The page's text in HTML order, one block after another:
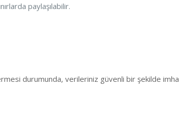
paylaşılabilir.
durumunda, verileriniz güvenli bir şekilde imha